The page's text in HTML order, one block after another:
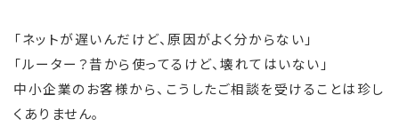
「ネットが遅いんだけど、原因がよく分からない」
「ルーター？昔から使ってるけど、壊れてはいない」
中小企業のお客様から、こうしたご相談を受けることは珍し
くありません。